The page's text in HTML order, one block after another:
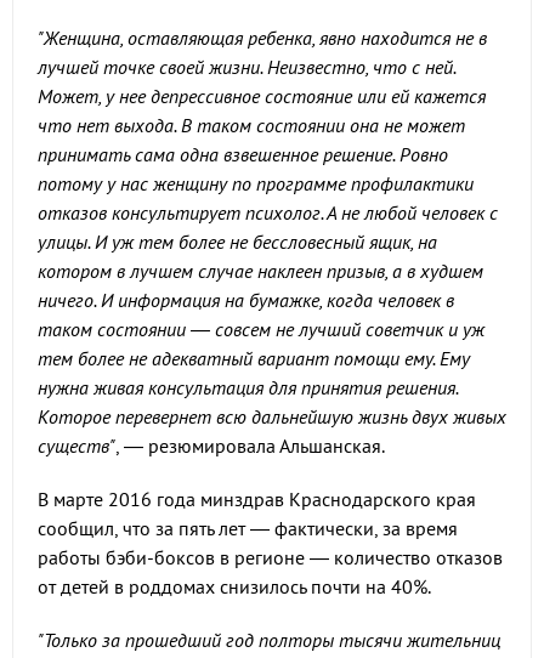
"Женщина, оставляющая ребенка, явно находится не в
лучшей точке своей жизни. Неизвестно, что с ней.
Может, у нее депрессивное состояние или ей кажется
что нет выхода. В таком состоянии она не может
принимать сама одна взвешенное решение. Ровно
потому у нас женщину по программе профилактики
отказов консультирует психолог. А не любой человек с
улицы. И уж тем более не бессловесный ящик, на
котором в лучшем случае наклеен призыв, а в худшем
ничего. И информация на бумажке, когда человек в
таком состоянии — совсем не лучший советчик и уж
тем более не адекватный вариант помощи ему. Ему
нужна живая консультация для принятия решения.
Которое перевернет всю дальнейшую жизнь двух живых
существ", — резюмировала Альшанская.
В марте 2016 года минздрав Краснодарского края
сообщил, что за пять лет — фактически, за время
работы бэби-боксов в регионе — количество отказов
от детей в роддомах снизилось почти на 40%.
"Только за прошедший год полторы тысячи жительниц